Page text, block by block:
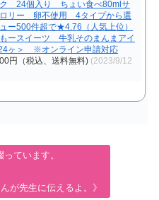
ク 24個入り ちょい食べ80mlサ
リー 卵不使用 4タイプから選
ー500件超で★4.76（人気上位）
もースイーツ 牛乳そのまんまアイ
ヶ＞ ※オンライン申請対応
円（税込、送料無料) (2023/9/12
ています。
が先生に伝えるよ。》